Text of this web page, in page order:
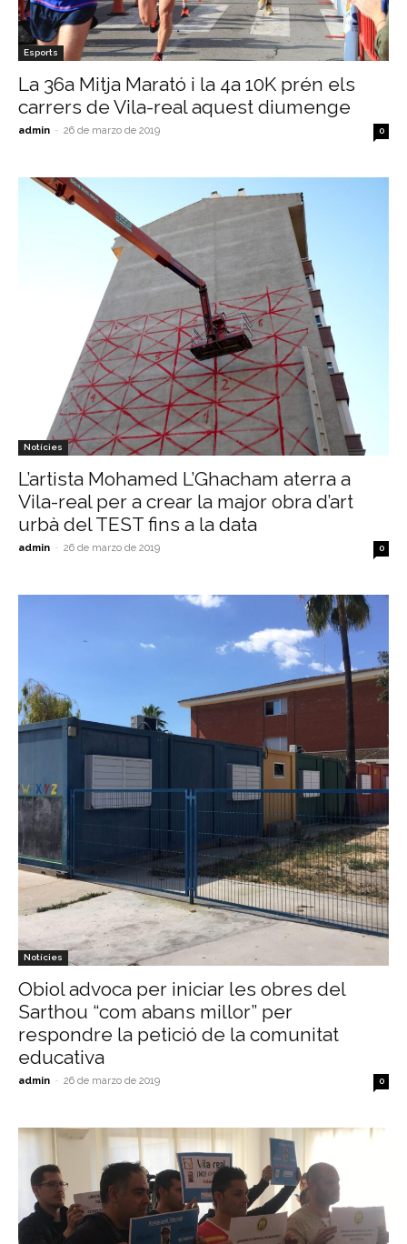
Esports
La 36a Mitja Marató i la 4a 10K prén els
carrers de Vila-real aquest diumenge
admin - 26 de marzo de 2019 0
Notícies
L’artista Mohamed L’Ghacham aterra a
Vila-real per a crear la major obra d’art
urbà del TEST fins a la data
admin - 26 de marzo de 2019 0
Notícies
Obiol advoca per iniciar les obres del
Sarthou “com abans millor” per
respondre la petició de la comunitat
educativa
admin - 26 de marzo de 2019 0